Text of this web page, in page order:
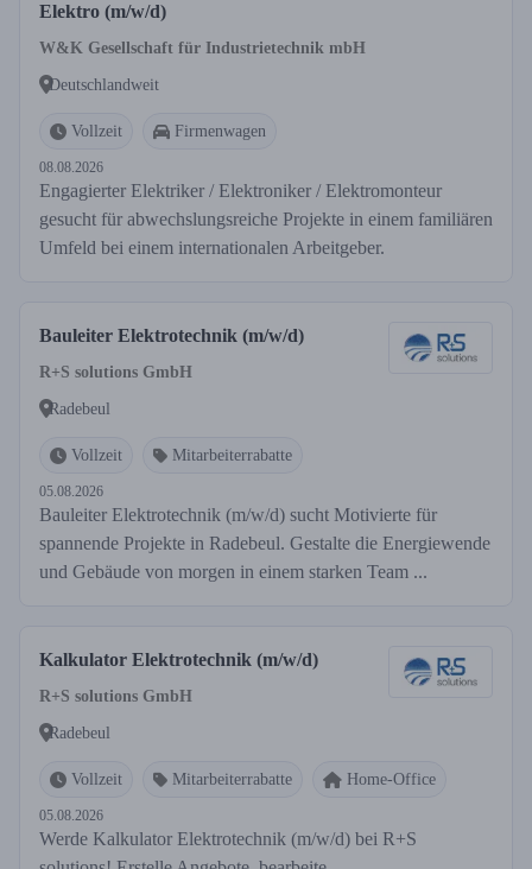
Elektro (m/w/d)
W&K Gesellschaft für Industrietechnik mbH
Deutschlandweit
Vollzeit Firmenwagen
08.08.2026
Engagierter Elektriker / Elektroniker / Elektromonteur
gesucht für abwechslungsreiche Projekte in einem familiären
Umfeld bei einem internationalen Arbeitgeber.
Bauleiter Elektrotechnik (m/w/d)
R+S solutions GmbH
Radebeul
Vollzeit Mitarbeiterrabatte
05.08.2026
Bauleiter Elektrotechnik (m/w/d) sucht Motivierte für
spannende Projekte in Radebeul. Gestalte die Energiewende
und Gebäude von morgen in einem starken Team ...
Kalkulator Elektrotechnik (m/w/d)
R+S solutions GmbH
Radebeul
Vollzeit Mitarbeiterrabatte Home-Office
05.08.2026
Werde Kalkulator Elektrotechnik (m/w/d) bei R+S